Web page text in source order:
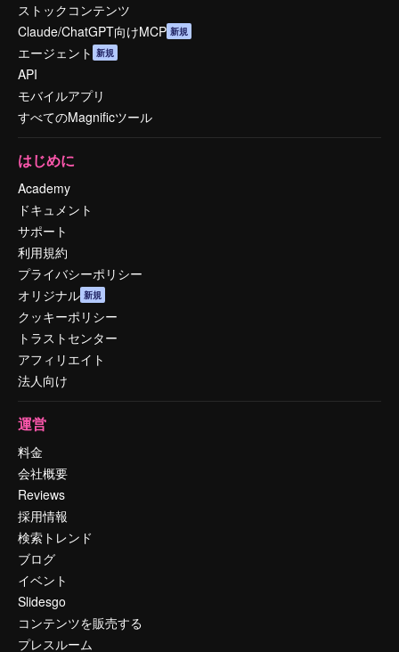
ストックコンテンツ
Claude/ChatGPT向けMCP 新規
エージェント 新規
API
モバイルアプリ
すべてのMagnificツール
はじめに
Academy
ドキュメント
サポート
利用規約
プライバシーポリシー
オリジナル 新規
クッキーポリシー
トラストセンター
アフィリエイト
法人向け
運営
料金
会社概要
Reviews
採用情報
検索トレンド
ブログ
イベント
Slidesgo
コンテンツを販売する
プレスルーム